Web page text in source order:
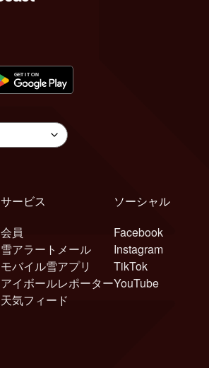
サービス
会員
雪アラートメール
モバイル雪アプリ
アイボールレポーター
天気フィード
ソーシャル
Facebook
Instagram
TikTok
YouTube